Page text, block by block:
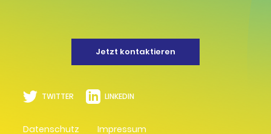
Jetzt kontaktieren
TWITTER LINKEDIN
Datenschutz Impressum